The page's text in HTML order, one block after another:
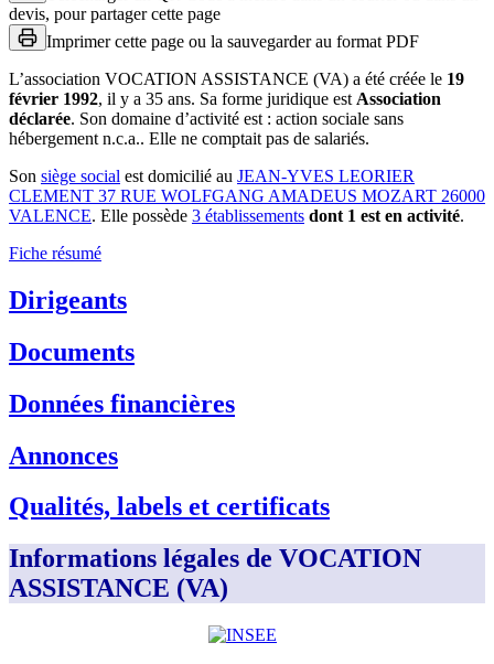
devis, pour partager cette page
Imprimer cette page ou la sauvegarder au format PDF
L’association VOCATION ASSISTANCE (VA) a été créée le 19
février 1992, il y a 35 ans. Sa forme juridique est Association
déclarée. Son domaine d’activité est : action sociale sans
hébergement n.c.a.. Elle ne comptait pas de salariés.
Son siège social est domicilié au JEAN-YVES LEORIER
CLEMENT 37 RUE WOLFGANG AMADEUS MOZART 26000
VALENCE. Elle possède 3 établissements dont 1 est en activité.
Fiche résumé
Dirigeants
Documents
Données financières
Annonces
Qualités, labels et certificats
Informations légales de VOCATION
ASSISTANCE (VA)